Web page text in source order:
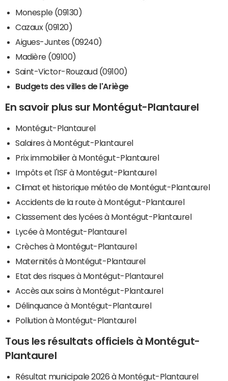
Monesple (09130)
Cazaux (09120)
Aigues-Juntes (09240)
Madière (09100)
Saint-Victor-Rouzaud (09100)
Budgets des villes de l'Ariège
En savoir plus sur Montégut-Plantaurel
Montégut-Plantaurel
Salaires à Montégut-Plantaurel
Prix immobilier à Montégut-Plantaurel
Impôts et l'ISF à Montégut-Plantaurel
Climat et historique météo de Montégut-Plantaurel
Accidents de la route à Montégut-Plantaurel
Classement des lycées à Montégut-Plantaurel
Lycée à Montégut-Plantaurel
Crèches à Montégut-Plantaurel
Maternités à Montégut-Plantaurel
Etat des risques à Montégut-Plantaurel
Accès aux soins à Montégut-Plantaurel
Délinquance à Montégut-Plantaurel
Pollution à Montégut-Plantaurel
Tous les résultats officiels à Montégut-
Plantaurel
Résultat municipale 2026 à Montégut-Plantaurel